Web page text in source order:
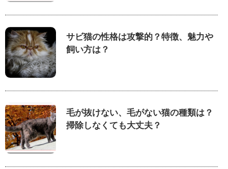
サビ猫の性格は攻撃的？特徴、魅力や
飼い方は？
毛が抜けない、毛がない猫の種類は？
掃除しなくても大丈夫？